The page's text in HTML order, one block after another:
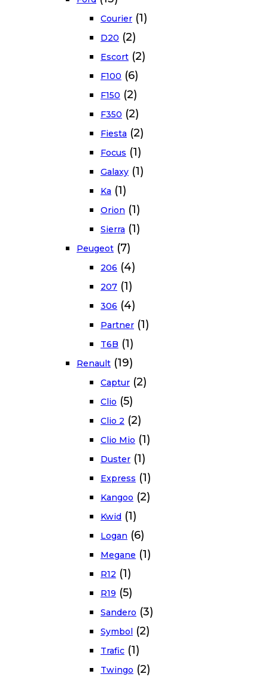
Courier (1)
D20 (2)
Escort (2)
F100 (6)
F150 (2)
F350 (2)
Fiesta (2)
Focus (1)
Galaxy (1)
Ka (1)
Orion (1)
Sierra (1)
Peugeot (7)
206 (4)
207 (1)
306 (4)
Partner (1)
T6B (1)
Renault (19)
Captur (2)
Clio (5)
Clio 2 (2)
Clio Mio (1)
Duster (1)
Express (1)
Kangoo (2)
Kwid (1)
Logan (6)
Megane (1)
R12 (1)
R19 (5)
Sandero (3)
Symbol (2)
Trafic (1)
Twingo (2)